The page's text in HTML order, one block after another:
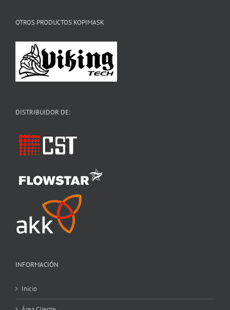
OTROS PRODUCTOS KOPIMASK
DISTRIBUIDOR DE:
INFORMACIÓN
Inicio